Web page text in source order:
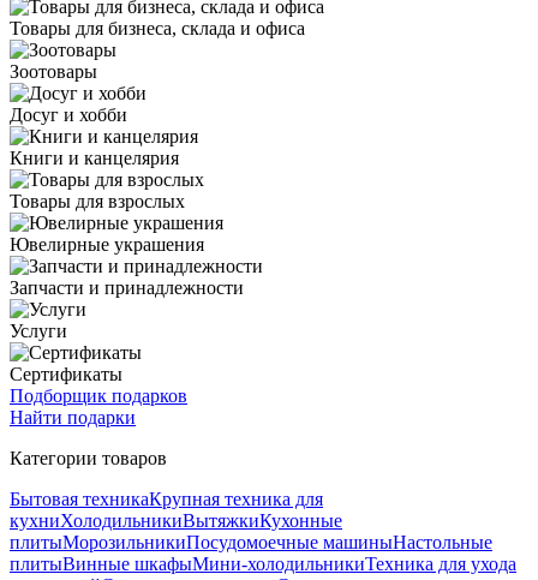
Товары для бизнеса, склада и офиса
Зоотовары
Досуг и хобби
Книги и канцелярия
Товары для взрослых
Ювелирные украшения
Запчасти и принадлежности
Услуги
Сертификаты
Подборщик подарков
Найти подарки
Категории товаров
Бытовая техникаКрупная техника для
кухниХолодильникиВытяжкиКухонные
плитыМорозильникиПосудомоечные машиныНастольные
плитыВинные шкафыМини-холодильникиТехника для ухода